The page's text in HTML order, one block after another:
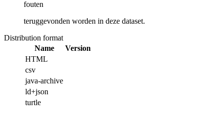
fouten
teruggevonden worden in deze dataset.
Distribution format
Name
Version
HTML
csv
java-archive
ld+json
turtle